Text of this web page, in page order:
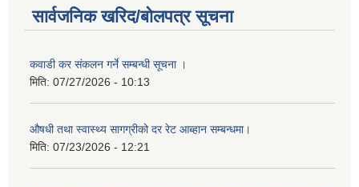
सार्वजनिक खरिद/बोलपत्र सूचना
कवाडी कर संकलन गर्ने सम्बन्धी सूचना ।
मिति: 07/27/2026 - 10:13
औषधी तथा स्वास्थ्य सागग्रीको दर रेट आब्हान सम्बन्धमा।
मिति: 07/23/2026 - 12:21